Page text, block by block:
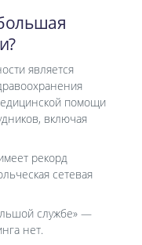
является
помощи
включая
рекорд
сетевая
службе» —
нет.